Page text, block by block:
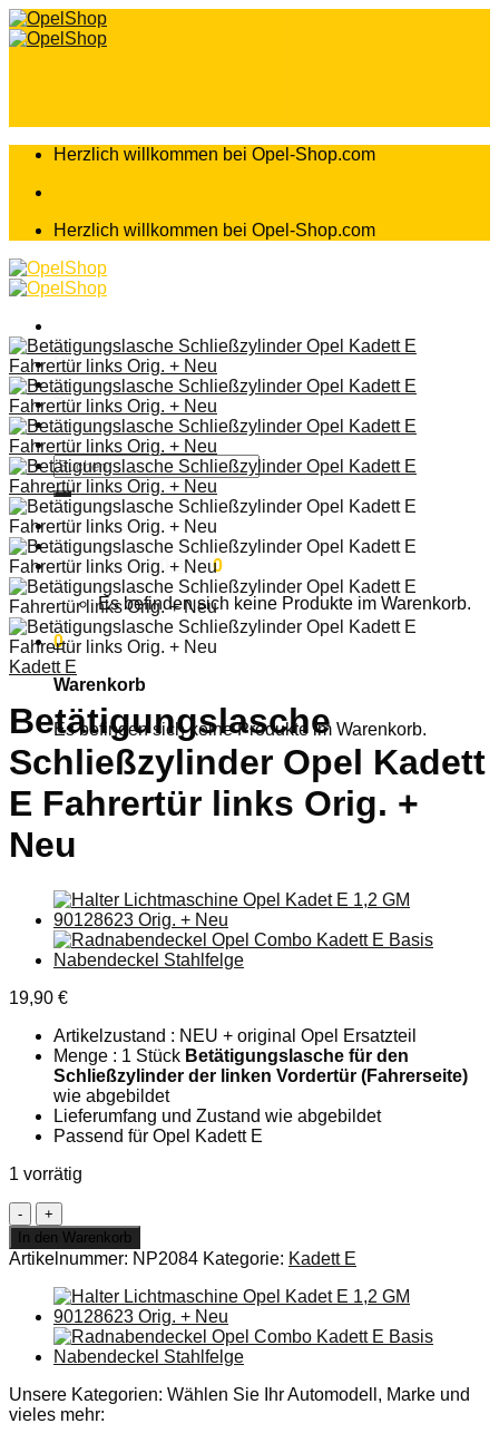
Zum
Inhalt
Herzlich willkommen bei Opel-Shop.com
Herzlich willkommen bei Opel-Shop.com
Home
Shop
Teileanfrage
Teileliste
Suchen
nach:
Anmelden
Warenkorb / 0,00€ 0
Es befinden sich keine Produkte im Warenkorb.
0
Warenkorb
Es befinden sich keine Produkte im Warenkorb.
Kadett E
Betätigungslasche
Schließzylinder Opel Kadett
E Fahrertür links Orig. +
Neu
19,90 €
Artikelzustand : NEU + original Opel Ersatzteil
Menge : 1 Stück Betätigungslasche für den
Schließzylinder der linken Vordertür (Fahrerseite)
wie abgebildet
Lieferumfang und Zustand wie abgebildet
Passend für Opel Kadett E
1 vorrätig
Betätigungslasche
Schließzylinder
Opel
Kadett
Fahrertür
links
Orig.
Neu
Menge
In den Warenkorb
Artikelnummer: NP2084 Kategorie: Kadett E
Unsere Kategorien: Wählen Sie Ihr Automodell, Marke und
vieles mehr: